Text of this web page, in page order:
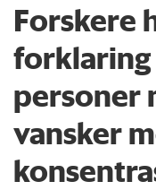
Forskere
personer
vansker